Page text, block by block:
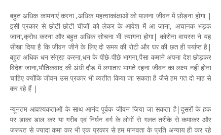
बहुत अधिक कामनाएं करना ,अधिक महत्वाकांक्षाओं को पालना जीवन में छोड़ना होगा |
इसी प्रकार से छोटी-छोटी चीजों को लेकर के आवेश में आ जाना, अचानक भड़क
जाना,क्रोध करना और बहुत अधिक सोचना भी त्यागना होगा| कोरोना वायरस ने यह
सीखा दिया है कि जीवन जीने के लिए दो समय की रोटी और घर की छत ही पर्याप्त है|
बहुत अधिक धन संग्रह करना,धन के पीछे-पीछे भागना,पैसा कमाने अपना देश छोड़कर
विदेश जाना,भौतिकवाद की अंधी दौड़ में लगातार भागते रहना जीवन का लक्ष्य नहीं होना
चाहिए क्योंकि जीवन उस प्रकार भी व्यतीत किया जा सकता है जैसे हम गत दो माह से
कर रहे हैं |
न्यूनतम आवश्यकताओं के साथ आनंद पूर्वक जीवन जिया जा सकता है|दूसरों के हक
पर डाका डाल कर या गरीब एवं निर्धन वर्ग के लोगों से गलत तरीके से कमाकर और
जरूरत से ज्यादा कमा कर भी एक प्रकार से हम मानवता के प्रति अन्याय ही कर रहे